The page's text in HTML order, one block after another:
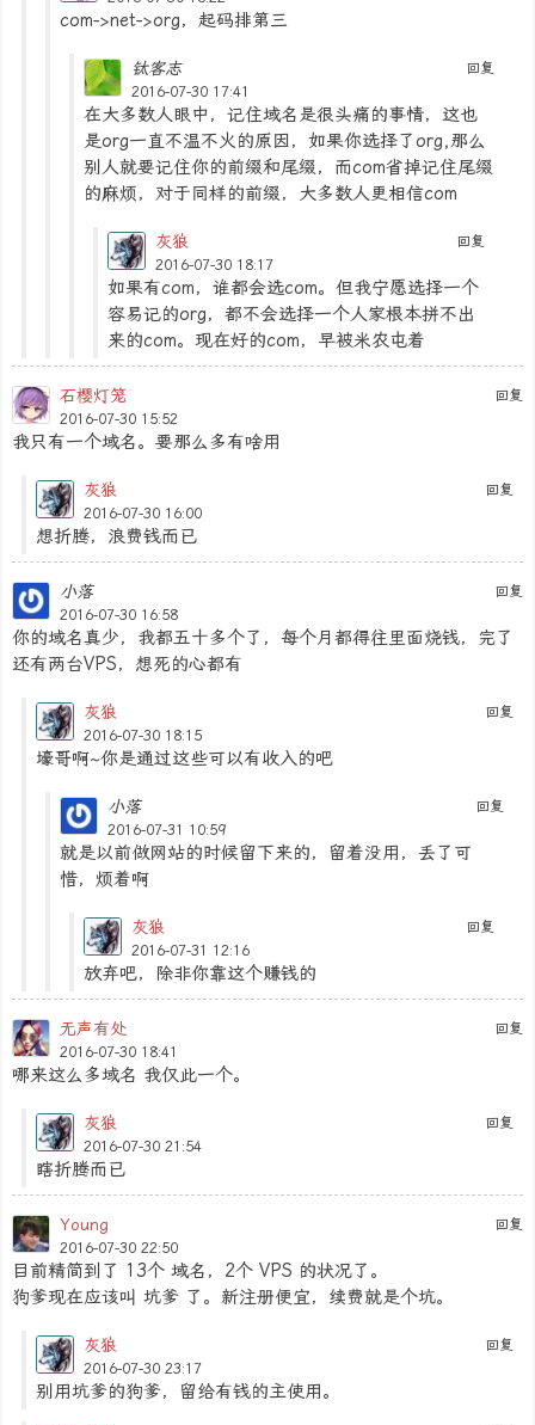
com->net->org，起码排第三
回复
钛客志
2016-07-30 17:41
在大多数人眼中，记住域名是很头痛的事情，这也
是org一直不温不火的原因，如果你选择了org,那么
别人就要记住你的前缀和尾缀，而com省掉记住尾缀
的麻烦，对于同样的前缀，大多数人更相信com
回复
灰狼
2016-07-30 18:17
如果有com，谁都会选com。但我宁愿选择一个
容易记的org，都不会选择一个人家根本拼不出
来的com。现在好的com，早被米农屯着
回复
石樱灯笼
2016-07-30 15:52
我只有一个域名。要那么多有啥用
回复
灰狼
2016-07-30 16:00
想折腾，浪费钱而已
回复
小落
2016-07-30 16:58
你的域名真少，我都五十多个了，每个月都得往里面烧钱，完了
还有两台VPS，想死的心都有
回复
灰狼
2016-07-30 18:15
壕哥啊~你是通过这些可以有收入的吧
回复
小落
2016-07-31 10:59
就是以前做网站的时候留下来的，留着没用，丢了可
惜，烦着啊
回复
灰狼
2016-07-31 12:16
放弃吧，除非你靠这个赚钱的
回复
无声有处
2016-07-30 18:41
哪来这么多域名 我仅此一个。
回复
灰狼
2016-07-30 21:54
瞎折腾而已
回复
Young
2016-07-30 22:50
目前精简到了 13个 域名，2个 VPS 的状况了。
狗爹现在应该叫 坑爹 了。新注册便宜，续费就是个坑。
回复
灰狼
2016-07-30 23:17
别用坑爹的狗爹，留给有钱的主使用。